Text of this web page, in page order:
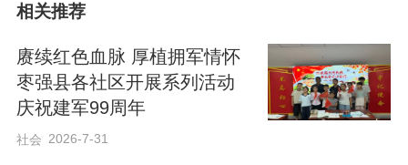
活动聚焦“大主题、小切口”的原则，没有宏
大的理论说教，只有来自社区居民自己的
真实讲述。社区退休党员白月娥分享了自
己从事家庭教育活动以来的深切感受，以
相关推荐
赓续红色血脉 厚植拥军情怀
枣强县各社区开展系列活动
庆祝建军99周年
社会 2026-7-31